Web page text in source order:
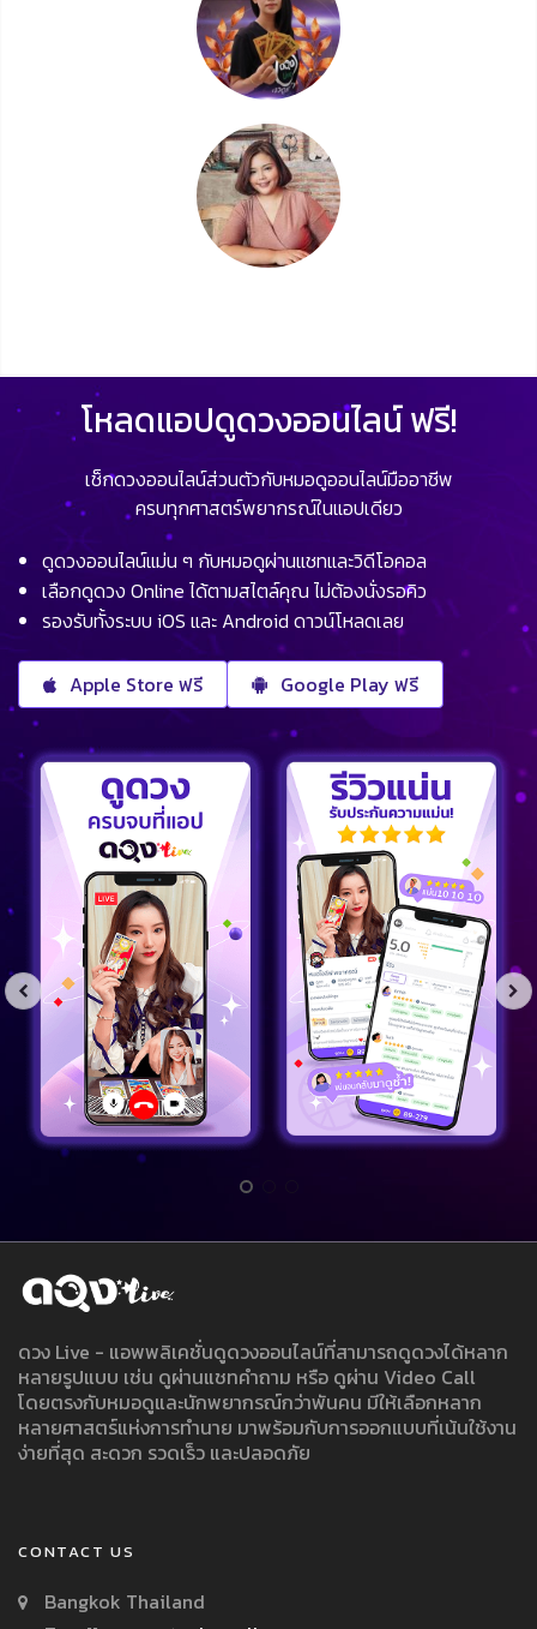
โหลดแอปดูดวงออนไลน์ ฟรี!
เช็กดวงออนไลน์ส่วนตัวกับหมอดูออนไลน์มืออาชีพ
ครบทุกศาสตร์พยากรณ์ในแอปเดียว
ดูดวงออนไลน์แม่น ๆ กับหมอดูผ่านแชทและวิดีโอคอล
เลือกดูดวง Online ได้ตามสไตล์คุณ ไม่ต้องนั่งรอคิว
รองรับทั้งระบบ iOS และ Android ดาวน์โหลดเลย
Apple Store ฟรี Google Play ฟรี
ดวง Live - แอพพลิเคชั่นดูดวงออนไลน์ที่สามารถดูดวงได้หลาก
หลายรูปแบบ เช่น ดูผ่านแชทคำถาม หรือ ดูผ่าน Video Call
โดยตรงกับหมอดูและนักพยากรณ์กว่าพันคน มีให้เลือกหลาก
หลายศาสตร์แห่งการทำนาย มาพร้อมกับการออกแบบที่เน้นใช้งาน
ง่ายที่สุด สะดวก รวดเร็ว และปลอดภัย
CONTACT US
Bangkok Thailand